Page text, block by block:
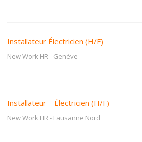
Installateur Électricien (H/F)
New Work HR- Genève
Installateur – Électricien (H/F)
New Work HR- Lausanne Nord